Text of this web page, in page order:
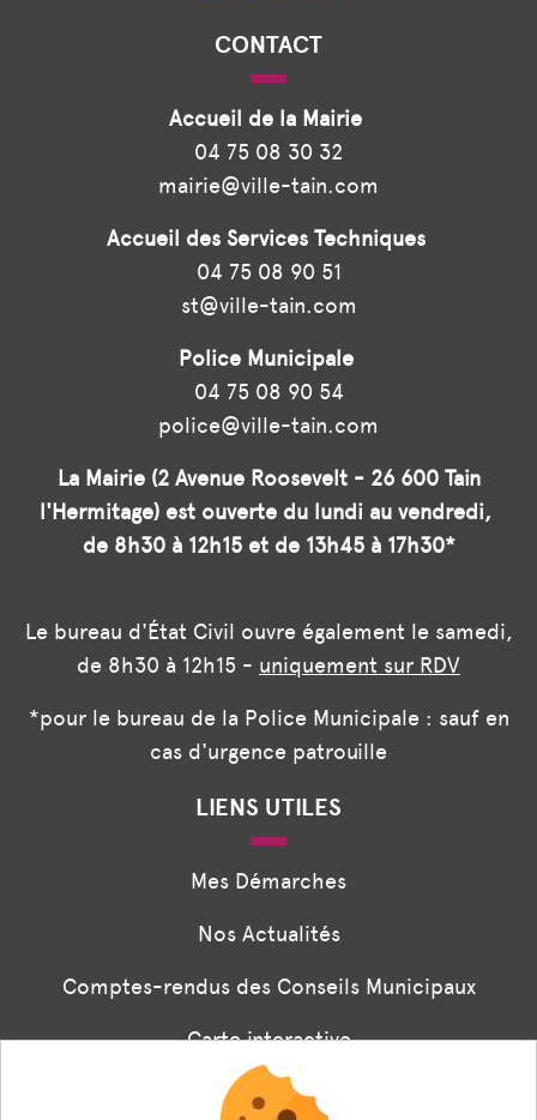
CONTACT
Accueil de la Mairie
04 75 08 30 32
mairie@ville-tain.com
Accueil des Services Techniques
04 75 08 90 51
st@ville-tain.com
Police Municipale
04 75 08 90 54
police@ville-tain.com
La Mairie (2 Avenue Roosevelt - 26 600 Tain
l'Hermitage) est ouverte du lundi au vendredi,
de 8h30 à 12h15 et de 13h45 à 17h30*
Le bureau d'État Civil ouvre également le samedi,
de 8h30 à 12h15 - uniquement sur RDV
*pour le bureau de la Police Municipale : sauf en
cas d'urgence patrouille
LIENS UTILES
Mes Démarches
Nos Actualités
Comptes-rendus des Conseils Municipaux
Carte interactive
Associations